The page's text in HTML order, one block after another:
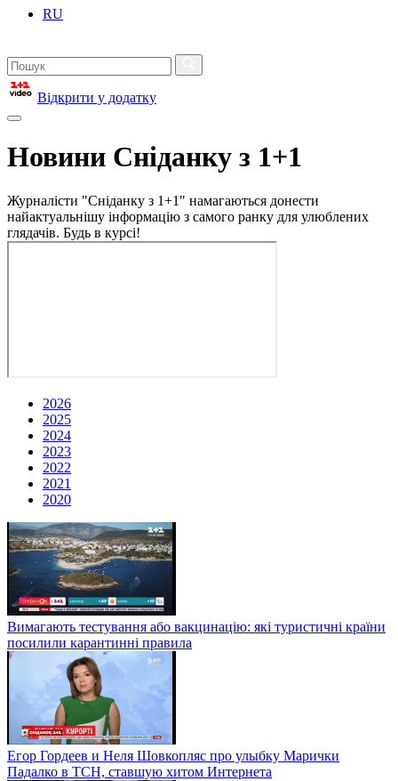
RU
Відкрити у додатку
Новини Сніданку з 1+1
Журналісти "Сніданку з 1+1" намагаються донести
найактуальнішу інформацію з самого ранку для улюблених
глядачів. Будь в курсі!
2026
2025
2024
2023
2022
2021
2020
Вимагають тестування або вакцинацію: які туристичні країни
посилили карантинні правила
Егор Гордеев и Неля Шовкопляс про улыбку Марички
Падалко в ТСН, ставшую хитом Интернета